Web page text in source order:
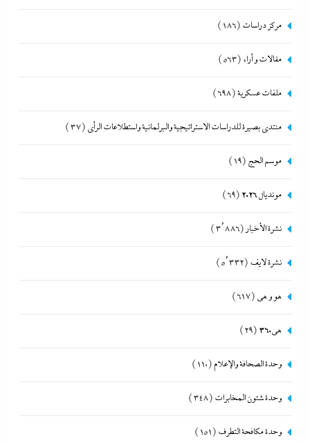
مركز دراسات (186)
مقالات و أراء (563)
ملفات عسكرية(698)
منتدى بصيرة للدراسات الاستراتيجية والبرلمانية واستطلاعات الرأى (37)
موسم الحج (19)
مونديال 2026 (69)
نشرة الأخبار (3٬886)
نشرة لايف (5٬332)
هو و هي (617)
هى360 (29)
وحدة الصحافة والإعلام(110)
وحدة شئون المخابرات (348)
وحدة مكافحة التطرف (151)